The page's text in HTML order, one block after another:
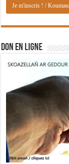
DON EN LIGNE